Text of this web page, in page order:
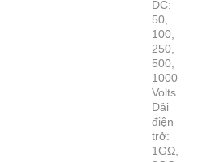
DC:
50,
100,
250,
500,
1000
Volts
Dải
điện
trở:
1GΩ,